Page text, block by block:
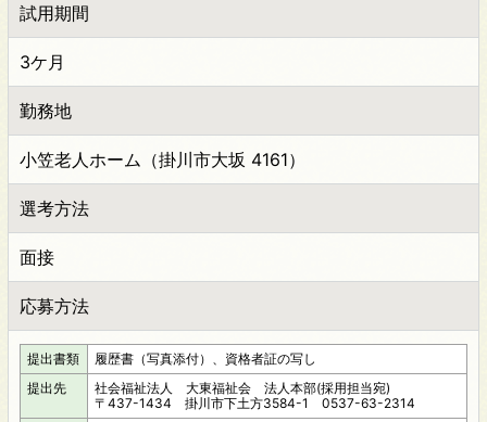
試用期間
3ケ月
勤務地
小笠老人ホーム（掛川市大坂 4161）
選考方法
面接
応募方法
提出書類
履歴書（写真添付）、資格者証の写し
提出先
社会福祉法人 大東福祉会 法人本部(採用担当宛)
〒437-1434 掛川市下土方3584-1 0537-63-2314